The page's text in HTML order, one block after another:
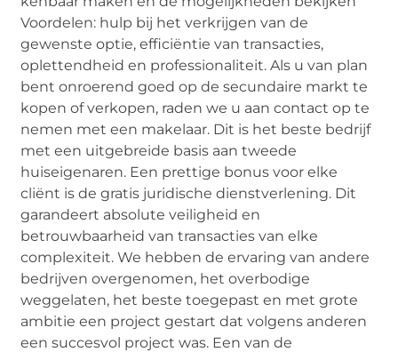
Voordelen: hulp bij het verkrijgen van de
gewenste optie, efficiëntie van transacties,
oplettendheid en professionaliteit. Als u van plan
bent onroerend goed op de secundaire markt te
kopen of verkopen, raden we u aan contact op te
nemen met een makelaar. Dit is het beste bedrijf
met een uitgebreide basis aan tweede
huiseigenaren. Een prettige bonus voor elke
cliënt is de gratis juridische dienstverlening. Dit
garandeert absolute veiligheid en
betrouwbaarheid van transacties van elke
complexiteit. We hebben de ervaring van andere
bedrijven overgenomen, het overbodige
weggelaten, het beste toegepast en met grote
ambitie een project gestart dat volgens anderen
een succesvol project was. Een van de